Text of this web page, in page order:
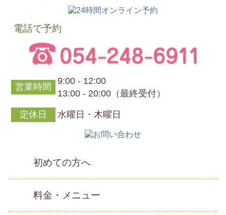
電話で予約
営業時間
9:00 - 12:00
13:00 - 20:00（最終受付）
定休日 水曜日・木曜日
初めての方へ
料金・メニュー